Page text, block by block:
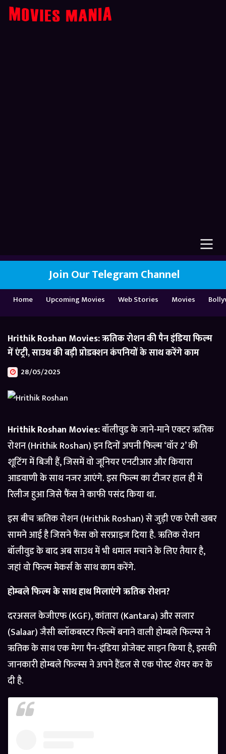
Join Our Telegram Channel
Home Upcoming Movies Web Stories Movies
Hrithik Roshan Movies: ऋतिक रोशन की पैन इंडिया फिल्म
में एंट्री, साउथ की बड़ी प्रोडक्शन कंपनियों के साथ करेंगे काम
28/05/2025
Hrithik Roshan Movies:बॉलीवुड के जाने-माने एक्टर ऋतिक
रोशन (Hrithik Roshan) इन दिनों अपनी फिल्म ‘वॉर 2’ की
शूटिंग में बिजी हैं, जिसमें वो जूनियर एनटीआर और कियारा
आडवाणी के साथ नजर आएंगे. इस फिल्म का टीजर हाल ही में
रिलीज हुआ जिसे फैंस ने काफी पसंद किया था.
इस बीच ऋतिक रोशन (Hrithik Roshan) से जुड़ी एक ऐसी खबर
सामने आई है जिसने फैंस को सरप्राइज दिया है. ऋतिक रोशन
बॉलीवुड के बाद अब साउथ में भी धमाल मचाने के लिए तैयार है,
जहां वो फिल्म मेकर्स के साथ काम करेंगे.
होम्बले फिल्म के साथ हाथ मिलाएंगे ऋतिक रोशन?
दरअसल केजीएफ (KGF), कांतारा (Kantara) और सलार
(Salaar) जैसी ब्लॉकबस्टर फिल्में बनाने वाली होम्बले फिल्म्स ने
ऋतिक के साथ एक मेगा पैन-इंडिया प्रोजेक्ट साइन किया है, इसकी
जानकारी होम्बले फिल्म्स ने अपने हैंडल से एक पोस्ट शेयर कर के
दी है.